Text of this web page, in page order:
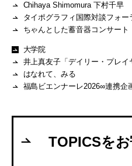
Chihaya Shimomura 下村千早
タイポグラフィ国際対談フォー
ちゃんとした蓄音器コンサート
大学院
井上真友子「デイリー・プレイ
はなれて、みる
福島ビエンナーレ2026∞連携企
TOPICSを